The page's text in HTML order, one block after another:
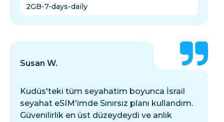
2GB-7-days-daily
Susan W.
Kudüs'teki tüm seyahatim boyunca İsrail
seyahat eSIM'imde Sınırsız planı kullandım.
Güvenilirlik en üst düzeydeydi ve anlık